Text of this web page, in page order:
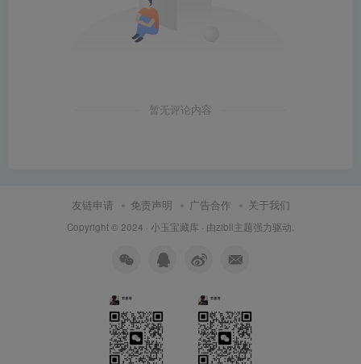
暂无评论内容
友链申请 免责声明 广告合作 关于我们
Copyright © 2024 · 小玉宝藏库 · 由zibll主题强力驱动.